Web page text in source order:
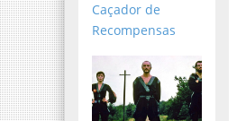
Caçador de
Recompensas